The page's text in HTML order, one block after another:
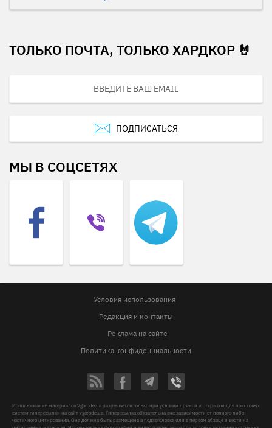
ТОЛЬКО ПОЧТА, ТОЛЬКО ХАРДКОР 🤘
ПОДПИСАТЬСЯ
МЫ В СОЦСЕТЯХ
Условия использования
Редакция и контакты
Реклама на сайте
Политика конфиденциальности
Использование материалов Vgorode.ua разрешается только при условии прямой и открытой для поисковых
систем гиперссылки на сайт vgorode.ua. Гиперссылка обязательна вне зависимости от полного либо
частичного цитирования. Она должна быть размещена в подзаголовке или в первом абзаце и вести на